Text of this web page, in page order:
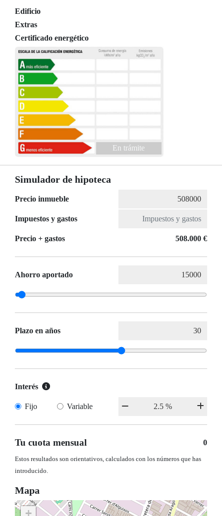
Edificio
Extras
Certificado energético
En trámite
Simulador de hipoteca
Precio inmueble
Impuestos y gastos
Precio + gastos 508.000 €
Ahorro aportado
Plazo en años
Interés
Fijo Variable
Tu cuota mensual 0
Estos resultados son orientativos, calculados con los números que has
introducido.
Mapa
+